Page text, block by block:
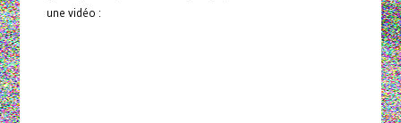
une vidéo :